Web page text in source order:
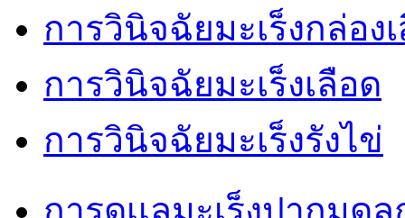
การวินิจฉัยมะเร็งกล่อง
การวินิจฉัยมะเร็งเลือด
การวินิจฉัยมะเร็งรังไข่
การดูเเลมะเร็งปากมดลู